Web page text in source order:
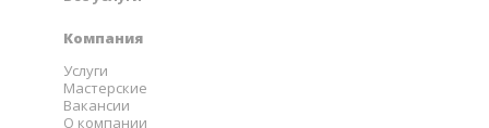
Компания
Услуги
Мастерские
Вакансии
О компании